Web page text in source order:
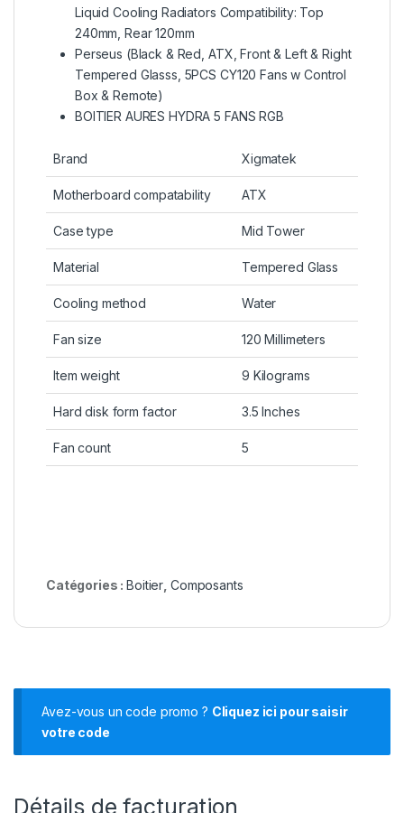
Liquid Cooling Radiators Compatibility: Top
240mm, Rear 120mm
Perseus (Black & Red, ATX, Front & Left & Right
Tempered Glasss, 5PCS CY120 Fans w Control
Box & Remote)
BOITIER AURES HYDRA 5 FANS RGB
Brand Xigmatek
Motherboard compatability ATX
Case type Mid Tower
Material Tempered Glass
Cooling method Water
Fan size 120 Millimeters
Item weight 9 Kilograms
Hard disk form factor 3.5 Inches
Fan count 5
Catégories :Boitier Composants
Avez-vous un code promo ? Cliquez ici pour saisir
votre code
Détails de facturation